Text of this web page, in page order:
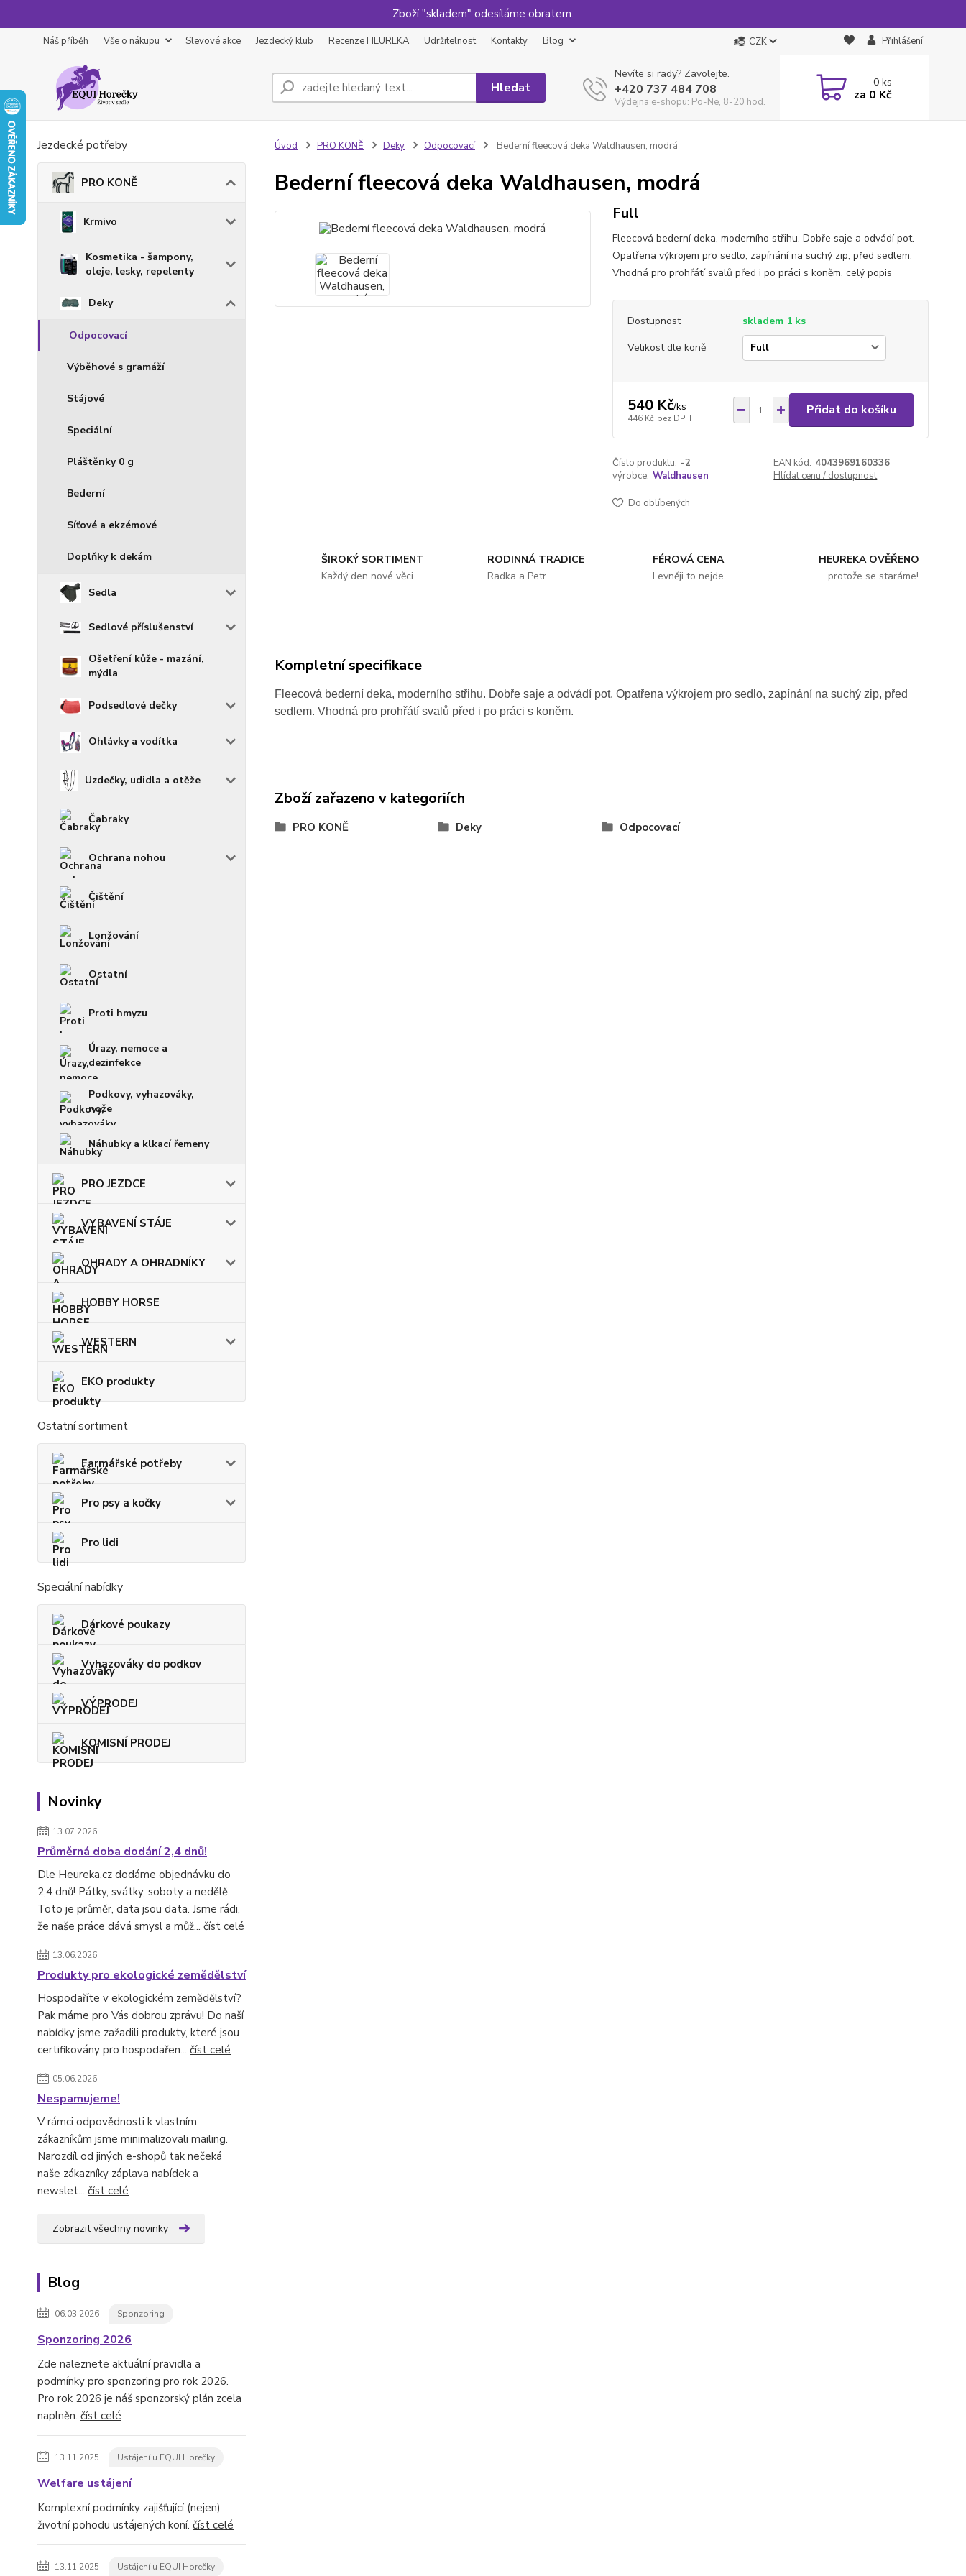
Zboží "skladem" odesíláme obratem.
Náš příběh Vše o nákupu Slevové akce Jezdecký klub Recenze HEUREKA Udržitelnost Kontakty Blog CZK Přihlášení
Hledat
Nevíte si rady? Zavolejte.
+420 737 484 708
Výdejna e-shopu: Po-Ne, 8-20 hod.
0ks
za 0 Kč
Jezdecké potřeby
PRO KONĚ
Krmivo
Kosmetika - šampony,
oleje, lesky, repelenty
Deky
Odpocovací
Výběhové s gramáží
Stájové
Speciální
Pláštěnky 0 g
Bederní
Síťové a ekzémové
Doplňky k dekám
Sedla
Sedlové příslušenství
Ošetření kůže - mazání,
mýdla
Podsedlové dečky
Ohlávky a vodítka
Uzdečky, udidla a otěže
Čabraky
Ochrana nohou
Čištění
Lonžování
Ostatní
Proti hmyzu
Úrazy, nemoce a
dezinfekce
Podkovy, vyhazováky,
nože
Náhubky a klkací řemeny
PRO JEZDCE
VYBAVENÍ STÁJE
OHRADY A OHRADNÍKY
HOBBY HORSE
WESTERN
EKO produkty
Ostatní sortiment
Farmářské potřeby
Pro psy a kočky
Pro lidi
Speciální nabídky
Dárkové poukazy
Vyhazováky do podkov
VÝPRODEJ
KOMISNÍ PRODEJ
Novinky
13.07.2026
Průměrná doba dodání 2,4 dnů!
Dle Heureka.cz dodáme objednávku do
2,4 dnů! Pátky, svátky, soboty a nedělě.
Toto je průměr, data jsou data. Jsme rádi,
že naše práce dává smysl a můž... číst celé
13.06.2026
Produkty pro ekologické zemědělství
Hospodaříte v ekologickém zemědělství?
Pak máme pro Vás dobrou zprávu! Do naší
nabídky jsme zažadili produkty, které jsou
certifikovány pro hospodařen... číst celé
05.06.2026
Nespamujeme!
V rámci odpovědnosti k vlastním
zákazníkům jsme minimalizovali mailing.
Narozdíl od jiných e-shopů tak nečeká
naše zákazníky záplava nabídek a
newslet... číst celé
Zobrazit všechny novinky
Blog
06.03.2026 Sponzoring
Sponzoring 2026
Zde naleznete aktuální pravidla a
podmínky pro sponzoring pro rok 2026.
Pro rok 2026 je náš sponzorský plán zcela
naplněn. číst celé
13.11.2025 Ustájení u EQUI Horečky
Welfare ustájení
Komplexní podmínky zajišťující (nejen)
životní pohodu ustájených koní. číst celé
13.11.2025 Ustájení u EQUI Horečky
Úvod PRO KONĚ Deky Odpocovací Bederní fleecová deka Waldhausen, modrá
Bederní fleecová deka Waldhausen, modrá
Full
Fleecová bederní deka, moderního střihu. Dobře saje a odvádí pot.
Opatřena výkrojem pro sedlo, zapínání na suchý zip, před sedlem.
Vhodná pro prohřátí svalů před i po práci s koněm. celý popis
Dostupnost
skladem 1 ks
Velikost dle koně
540 Kč/ks
446 Kč bez DPH
Přidat do košíku
Číslo produktu: -2 EAN kód: 4043969160336
výrobce: Waldhausen Hlídat cenu / dostupnost
Do oblíbených
ŠIROKÝ SORTIMENT
Každý den nové věci
RODINNÁ TRADICE
Radka a Petr
FÉROVÁ CENA
Levněji to nejde
HEUREKA OVĚŘENO
... protože se staráme!
Kompletní specifikace
Fleecová bederní deka, moderního střihu. Dobře saje a odvádí pot. Opatřena výkrojem pro sedlo, zapínání na suchý zip, před
sedlem. Vhodná pro prohřátí svalů před i po práci s koněm.
Zboží zařazeno v kategoriích
PRO KONĚ Deky Odpocovací